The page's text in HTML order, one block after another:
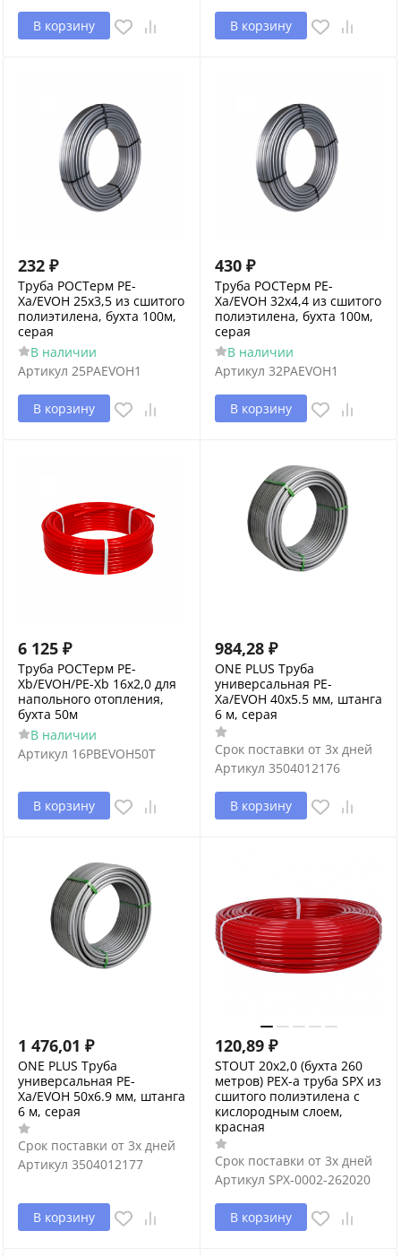
В корзину В корзину
232 ₽
Труба РОСТерм PE-
Xa/EVOH 25х3,5 из сшитого
полиэтилена, бухта 100м,
серая
В наличии
Артикул 25PAEVOH1
В корзину
430 ₽
Труба РОСТерм PE-
Xa/EVOH 32х4,4 из сшитого
полиэтилена, бухта 100м,
серая
В наличии
Артикул 32PAEVOH1
В корзину
6 125 ₽
Труба РОСТерм PE-
Xb/EVOH/PE-Xb 16х2,0 для
напольного отопления,
бухта 50м
В наличии
Артикул 16PBEVOH50T
В корзину
984,28 ₽
ONE PLUS Труба
универсальная PE-
Xa/EVOH 40x5.5 мм, штанга
6 м, серая
Срок поставки от 3х дней
Артикул 3504012176
В корзину
1 476,01 ₽
ONE PLUS Труба
универсальная PE-
Xa/EVOH 50x6.9 мм, штанга
6 м, серая
Срок поставки от 3х дней
Артикул 3504012177
В корзину
120,89 ₽
STOUT 20х2,0 (бухта 260
метров) PEX-a труба SPX из
сшитого полиэтилена с
кислородным слоем,
красная
Срок поставки от 3х дней
Артикул SPX-0002-262020
В корзину